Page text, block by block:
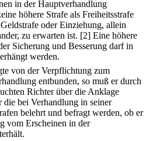
in der Hauptverhandlung
höhere Strafe als Freiheitsstrafe
oder Einziehung, allein
zu erwarten ist. [2] Eine höhere
Sicherung und Besserung darf in
werden.
von der Verpflichtung zum
entbunden, so muß er durch
Richter über die Anklage
die bei Verhandlung in seiner
belehrt und befragt werden, ob er
vom Erscheinen in der